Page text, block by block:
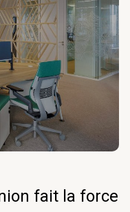
fait la force